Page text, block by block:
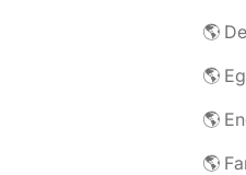
🌎
🌎
🌎
🌎